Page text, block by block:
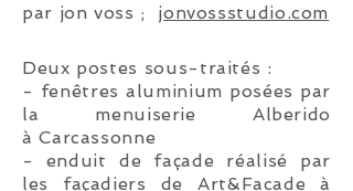
par jon voss ; jonvossstudio.com
Deux postes sous-traités :
- fenêtres aluminium posées par
la menuiserie Alberido
à Carcassonne
- enduit de façade réalisé par
les façadiers de Art&Facade à